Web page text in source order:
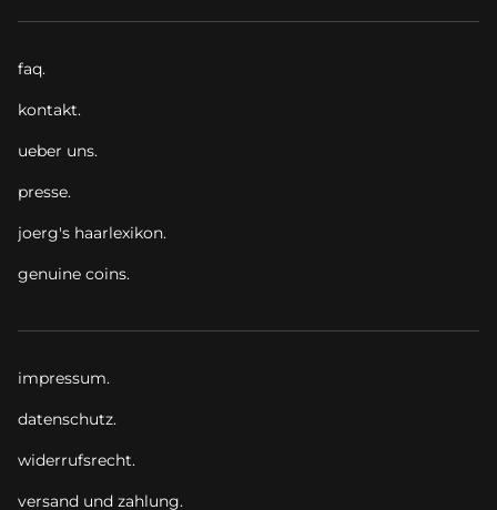
faq.
kontakt.
ueber uns.
presse.
joerg's haarlexikon.
genuine coins.
impressum.
datenschutz.
widerrufsrecht.
versand und zahlung.